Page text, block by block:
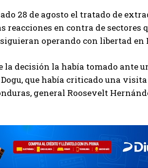
28 de agosto el tratado de
reacciones en contra de
operando con libertad en
decisión la había tomado ante
que había criticado una
general Roosevelt